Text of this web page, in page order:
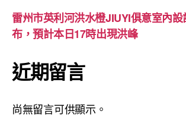
雷州市英利河洪水橙JIUYI俱意室內
布，預計本日17時出現洪峰
近期留言
尚無留言可供顯示。